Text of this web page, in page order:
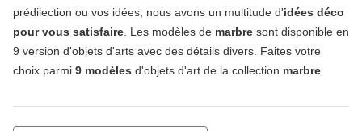
prédilection ou vos idées, nous avons un multitude d'idées déco
pour vous satisfaire . Les modèles de marbre sont disponible en
9 version d'objets d'arts avec des détails divers. Faites votre
choix parmi 9 modèles d'objets d'art de la collection marbre